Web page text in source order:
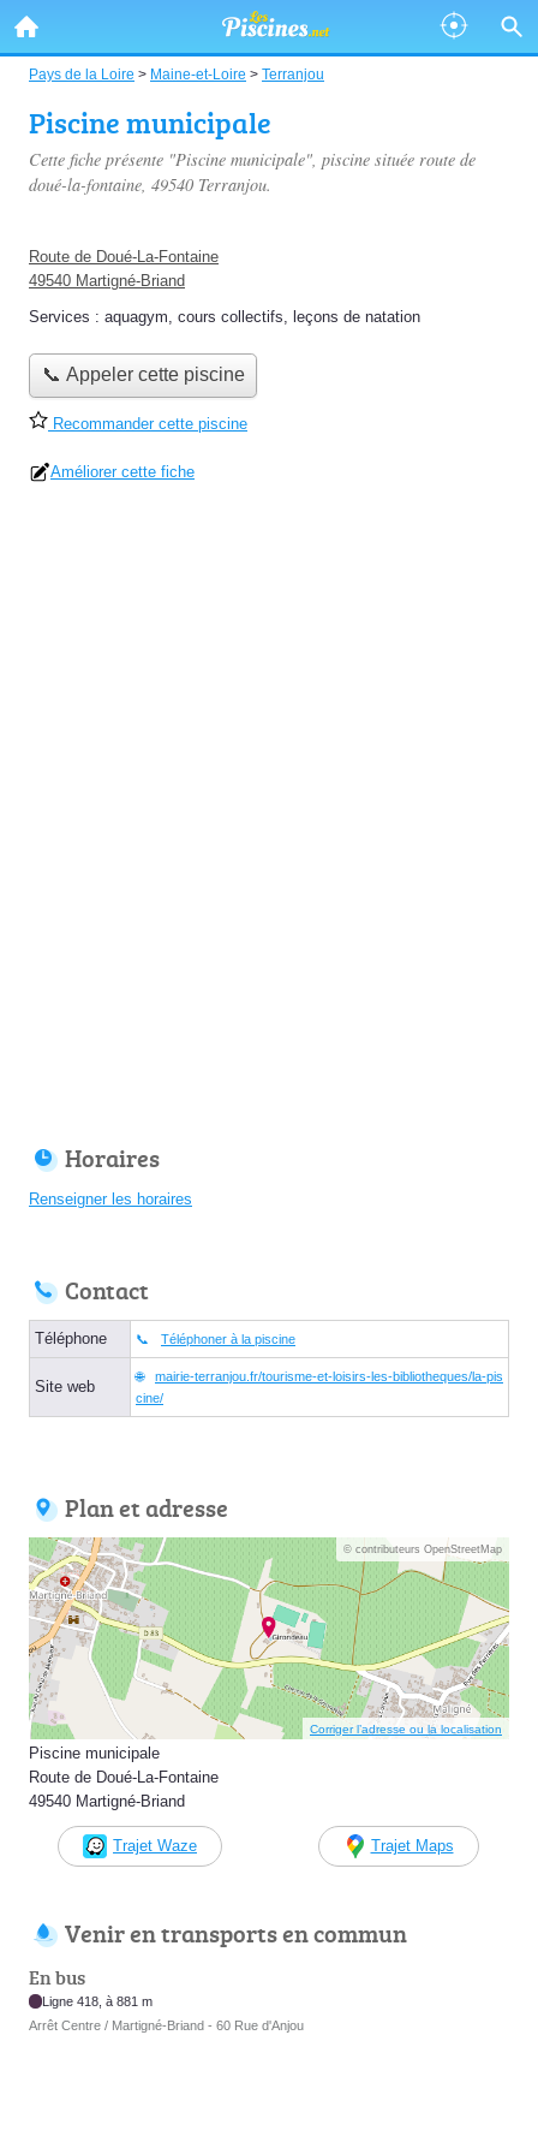
Pays de la Loire > Maine-et-Loire > Terranjou
Piscine municipale
Cette fiche présente "Piscine municipale", piscine située route de
doué-la-fontaine, 49540 Terranjou.
Route de Doué-La-Fontaine
49540 Martigné-Briand
Services : aquagym, cours collectifs, leçons de natation
📞 Appeler cette piscine
Recommander cette piscine
Améliorer cette fiche
Horaires
Renseigner les horaires
Contact
Téléphone Téléphoner à la piscine
Site web
mairie-terranjou.fr/tourisme-et-loisirs-les-bibliotheques/la-pis
cine/
Plan et adresse
© contributeurs OpenStreetMap
Corriger l’adresse ou la localisation
Piscine municipale
Route de Doué-La-Fontaine
49540 Martigné-Briand
Trajet Waze Trajet Maps
Venir en transports en commun
En bus
Ligne 418, à 881 m
Arrêt Centre / Martigné-Briand - 60 Rue d'Anjou